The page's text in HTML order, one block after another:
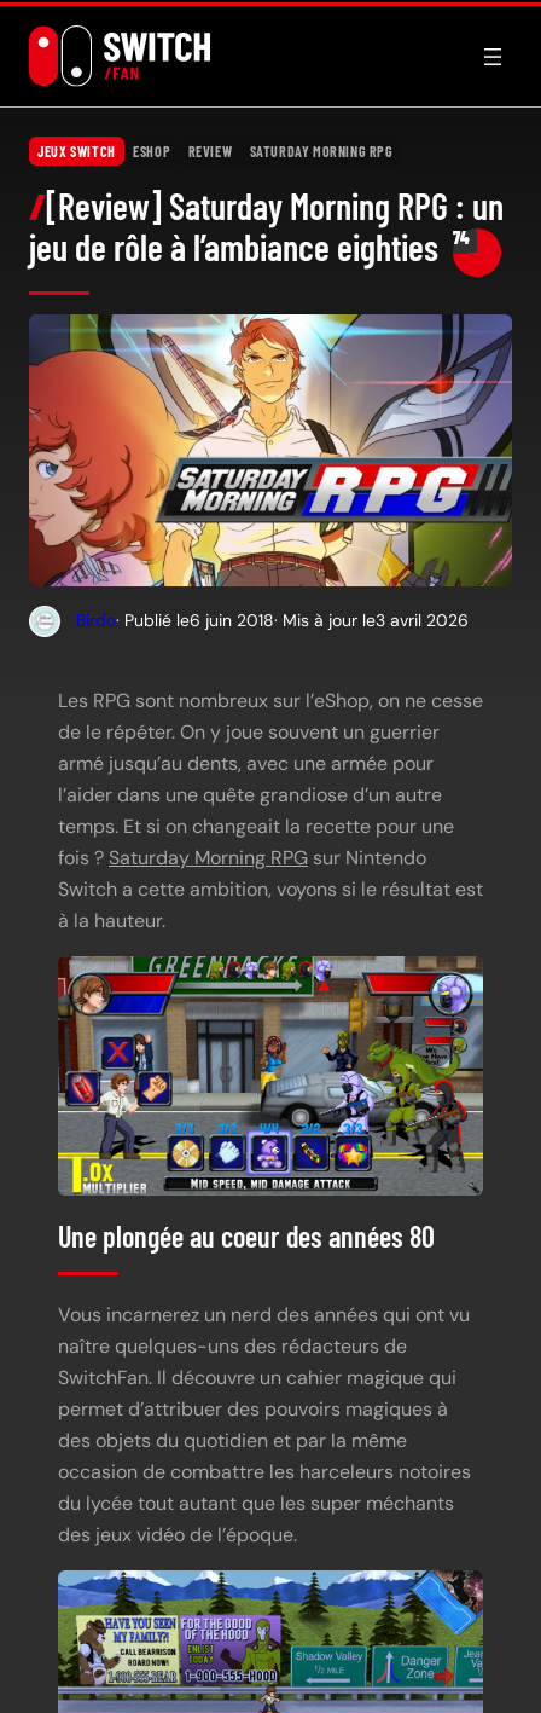
Aller
contenu
JEUX SWITCH ESHOP REVIEW SATURDAY MORNING RPG
[Review] Saturday Morning RPG : un
jeu de rôle à l’ambiance eighties
Birdo· Publié le6 juin 2018· Mis à jour le3 avril 2026
Les RPG sont nombreux sur l’eShop, on ne cesse
de le répéter. On y joue souvent un guerrier
armé jusqu’au dents, avec une armée pour
l’aider dans une quête grandiose d’un autre
temps. Et si on changeait la recette pour une
fois ? Saturday Morning RPG sur Nintendo
Switch a cette ambition, voyons si le résultat est
à la hauteur.
Une plongée au coeur des années 80
Vous incarnerez un nerd des années qui ont vu
naître quelques-uns des rédacteurs de
SwitchFan. Il découvre un cahier magique qui
permet d’attribuer des pouvoirs magiques à
des objets du quotidien et par la même
occasion de combattre les harceleurs notoires
du lycée tout autant que les super méchants
des jeux vidéo de l’époque.